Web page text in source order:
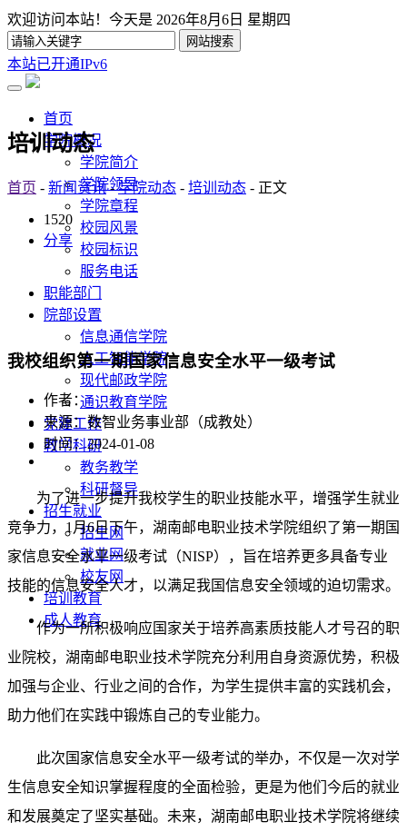
欢迎访问本站！今天是 2026年8月6日 星期四
本站已开通IPv6
首页
学院概况
学院简介
学院领导
学院章程
校园风景
校园标识
服务电话
职能部门
院部设置
信息通信学院
人工智能学院
现代邮政学院
通识教育学院
党建工作
教学科研
教务教学
科研督导
招生就业
招生网
就业网
校友网
培训教育
成人教育
培训动态
首页 - 新闻资讯-学院动态 - 培训动态 - 正文
1520
分享
我校组织第一期国家信息安全水平一级考试
作者：
来源：数智业务事业部（成教处）
时间：2024-01-08
为了进一步提升我校学生的职业技能水平，增强学生就业
竞争力，1月6日下午，湖南邮电职业技术学院组织了第一期国
家信息安全水平一级考试（NISP），旨在培养更多具备专业
技能的信息安全人才，以满足我国信息安全领域的迫切需求。
作为一所积极响应国家关于培养高素质技能人才号召的职
业院校，湖南邮电职业技术学院充分利用自身资源优势，积极
加强与企业、行业之间的合作，为学生提供丰富的实践机会，
助力他们在实践中锻炼自己的专业能力。
此次国家信息安全水平一级考试的举办，不仅是一次对学
生信息安全知识掌握程度的全面检验，更是为他们今后的就业
和发展奠定了坚实基础。未来，湖南邮电职业技术学院将继续